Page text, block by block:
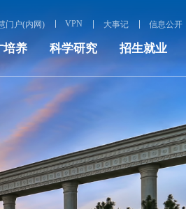
门户(内网) VPN 大事记 信息公开
培养 科学研究 招生就业